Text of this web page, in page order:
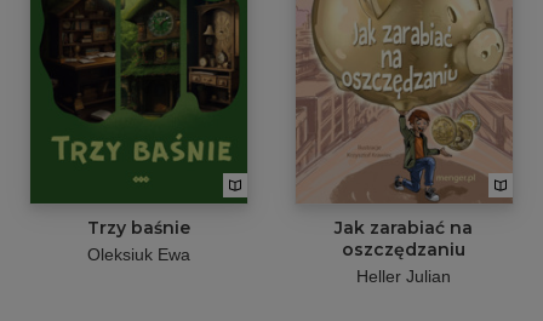
Trzy baśnie
Oleksiuk Ewa
Jak zarabiać na
oszczędzaniu
Heller Julian